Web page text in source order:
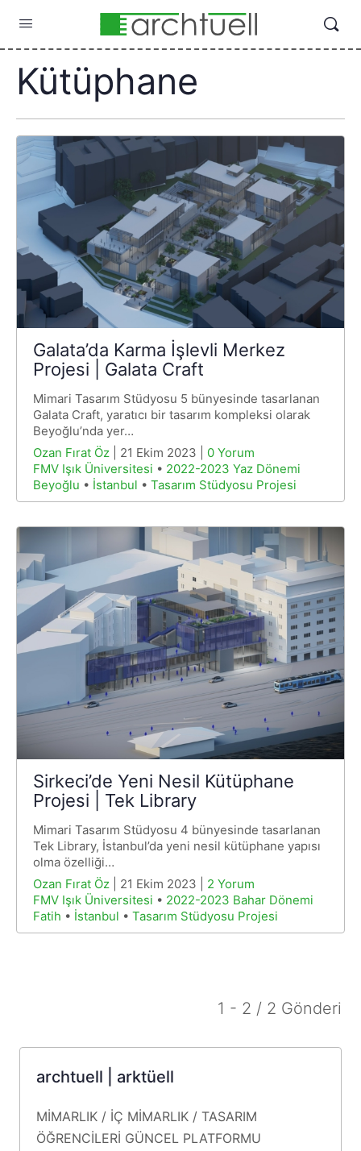
Kütüphane
Galata’da Karma İşlevli Merkez
Projesi | Galata Craft
Mimari Tasarım Stüdyosu 5 bünyesinde tasarlanan
Galata Craft, yaratıcı bir tasarım kompleksi olarak
Beyoğlu’nda yer…
Ozan Fırat Öz | 21 Ekim 2023 | 0 Yorum
FMV Işık Üniversitesi • 2022-2023 Yaz Dönemi
Beyoğlu • İstanbul • Tasarım Stüdyosu Projesi
Sirkeci’de Yeni Nesil Kütüphane
Projesi | Tek Library
Mimari Tasarım Stüdyosu 4 bünyesinde tasarlanan
Tek Library, İstanbul’da yeni nesil kütüphane yapısı
olma özelliği…
Ozan Fırat Öz | 21 Ekim 2023 | 2 Yorum
FMV Işık Üniversitesi • 2022-2023 Bahar Dönemi
Fatih • İstanbul • Tasarım Stüdyosu Projesi
1 - 2 / 2 Gönderi
archtuell | arktüell
MİMARLIK / İÇ MİMARLIK / TASARIM
ÖĞRENCİLERİ GÜNCEL PLATFORMU